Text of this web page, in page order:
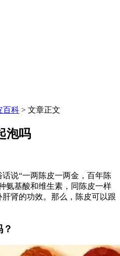
百科 > 文章正文
泡吗
说“一两陈皮一两金，百年陈
氨基酸和维生素，同陈皮一样
肾的功效。那么，陈皮可以跟